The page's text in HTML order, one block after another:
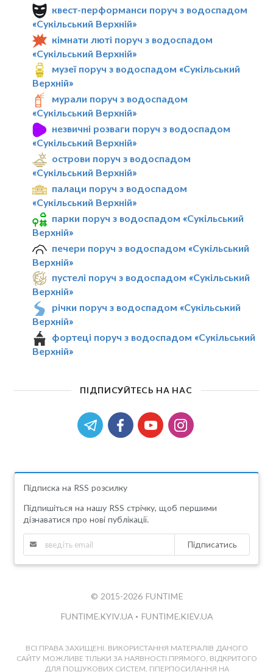
квест-перформанси поруч з водоспадом
«Сукільський Верхній»
кімнати люті поруч з водоспадом
«Сукільський Верхній»
музеї поруч з водоспадом «Сукільський
Верхній»
мурали поруч з водоспадом
«Сукільський Верхній»
незвичні розваги поруч з водоспадом
«Сукільський Верхній»
острови поруч з водоспадом
«Сукільський Верхній»
палаци поруч з водоспадом
«Сукільський Верхній»
парки поруч з водоспадом «Сукільський
Верхній»
печери поруч з водоспадом «Сукільський
Верхній»
пустелі поруч з водоспадом «Сукільський
Верхній»
річки поруч з водоспадом «Сукільський
Верхній»
фортеці поруч з водоспадом «Сукільський
Верхній»
ПІДПИСУЙТЕСЬ НА НАС
Підписка на RSS розсилку
Підпишіться на нашу RSS стрічку, щоб першими
дізнаватися про нові публікації.
Підписатись
© 2015-2026 FUNTIME
FUNTIME.KYIV.UA • FUNTIME.KIEV.UA
ВСІ ПРАВА ЗАХИЩЕНІ. ВИКОРИСТАННЯ МАТЕРІАЛІВ ДАНОГО
САЙТУ МОЖЛИВЕ ТІЛЬКИ ЗА НАЯВНОСТІ ПРЯМОГО, ВІДКРИТОГО
ДЛЯ ПОШУКОВИХ СИСТЕМ, ГІПЕРПОСИЛАННЯ НА